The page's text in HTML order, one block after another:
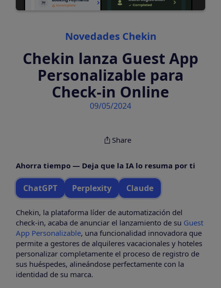
Categories
Novedades Chekin
Chekin lanza Guest App
Personalizable para
Check-in Online
09/05/2024
Share
Ahorra tiempo — Deja que la IA lo resuma por ti
ChatGPT Perplexity Claude
Chekin, la plataforma líder de automatización del
check-in, acaba de anunciar el lanzamiento de su Guest
App Personalizable, una funcionalidad innovadora que
permite a gestores de alquileres vacacionales y hoteles
personalizar completamente el proceso de registro de
sus huéspedes, alineándose perfectamente con la
identidad de su marca.